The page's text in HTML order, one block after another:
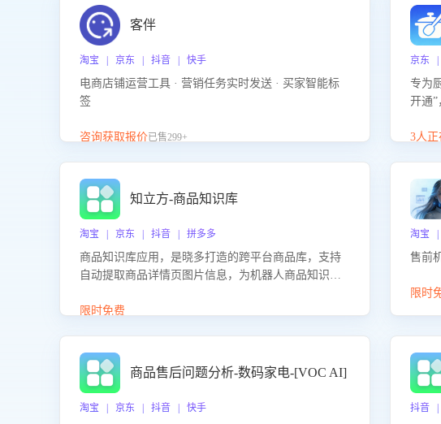
客伴
淘宝 | 京东 | 抖音 | 快手
电商店铺运营工具 · 营销任务实时发送 · 买家智能标
签
咨询获取报价已售299+
京东
专为
开通
能咨
3人
知立方-商品知识库
淘宝 | 京东 | 抖音 | 拼多多
商品知识库应用，是晓多打造的跨平台商品库，支持
自动提取商品详情页图片信息，为机器人商品知识问
商品知识。
限时免费
淘宝
售前
限时
商品售后问题分析-数码家电-[VOC AI]
淘宝 | 京东 | 抖音 | 快手 抖音